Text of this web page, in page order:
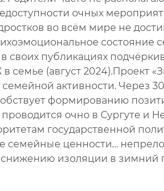
очных
во всём мире не
состояние
своих публикациях
семье (август 2024).Проект
активности. Через
формированию
очно в Сургуте и
государственной
семейные ценности…
изоляции в зимний